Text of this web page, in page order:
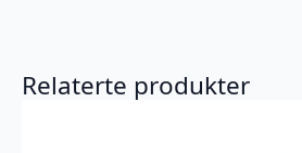
Relaterte produkter